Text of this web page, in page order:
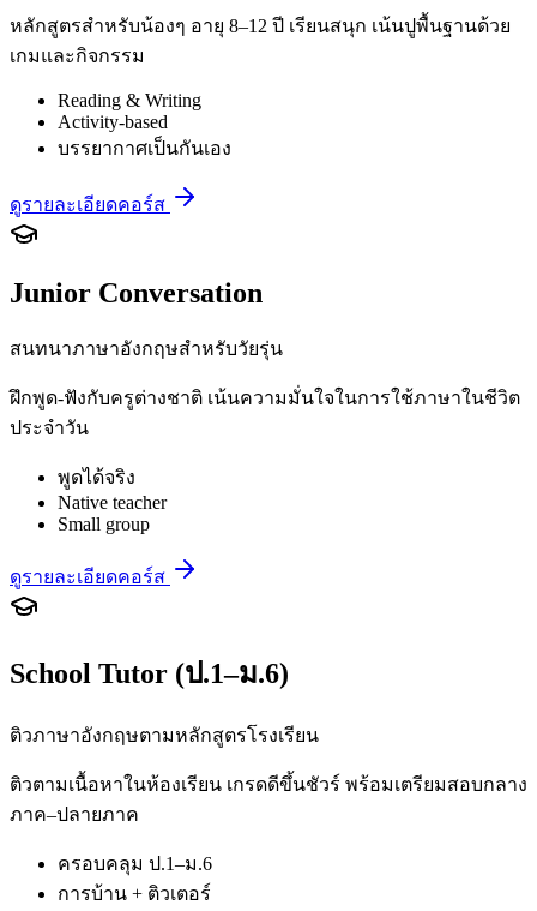
หลักสูตรสำหรับน้องๆ อายุ 8–12 ปี เรียนสนุก เน้นปูพื้นฐานด้วย
เกมและกิจกรรม
Reading & Writing
Activity-based
บรรยากาศเป็นกันเอง
ดูรายละเอียดคอร์ส
Junior Conversation
สนทนาภาษาอังกฤษสำหรับวัยรุ่น
ฝึกพูด-ฟังกับครูต่างชาติ เน้นความมั่นใจในการใช้ภาษาในชีวิต
ประจำวัน
พูดได้จริง
Native teacher
Small group
ดูรายละเอียดคอร์ส
School Tutor (ป.1–ม.6)
ติวภาษาอังกฤษตามหลักสูตรโรงเรียน
ติวตามเนื้อหาในห้องเรียน เกรดดีขึ้นชัวร์ พร้อมเตรียมสอบกลาง
ภาค–ปลายภาค
ครอบคลุม ป.1–ม.6
การบ้าน + ติวเตอร์